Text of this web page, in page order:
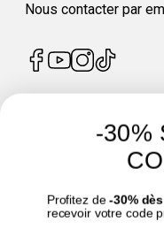
Nous contacter par
4.7/5
-30%
Profitez de -30%
recevoir votre code